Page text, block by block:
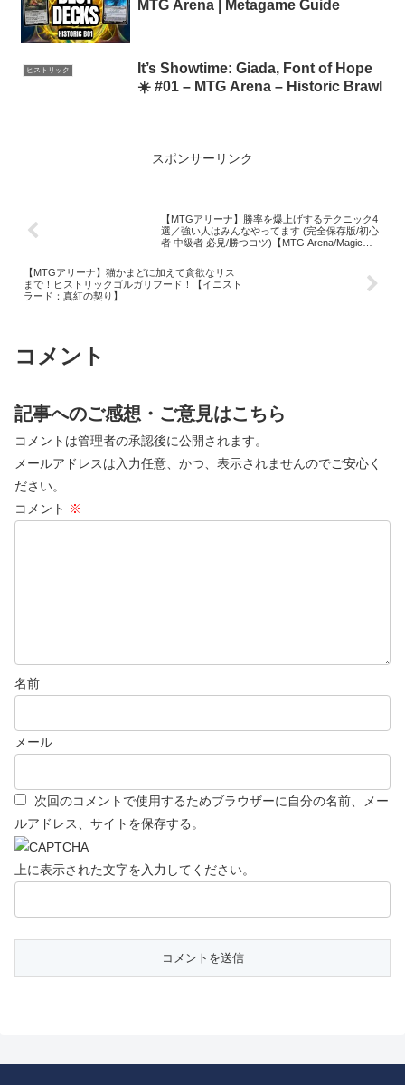
MTG Arena | Metagame Guide
ヒストリック
It’s Showtime: Giada, Font of Hope
☀️ #01 – MTG Arena – Historic Brawl
スポンサーリンク
【MTGアリーナ】勝率を爆上げするテクニック4
選／強い人はみんなやってます (完全保存版/初心
者 中級者 必見/勝つコツ)【MTG Arena/Magic
【MTGアリーナ】猫かまどに加えて貪欲なリス
まで！ヒストリックゴルガリフード！【イニスト
ラード：真紅の契り】
コメント
記事へのご感想・ご意見はこちら
コメントは管理者の承認後に公開されます。
メールアドレスは入力任意、かつ、表示されませんのでご安心く
ださい。
コメント ※
名前
メール
次回のコメントで使用するためブラウザーに自分の名前、メー
ルアドレス、サイトを保存する。
上に表示された文字を入力してください。